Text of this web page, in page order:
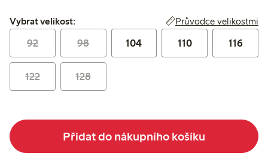
Vybrat velikost:
Vybrat velikost: Průvodce velikostmi
92 98 104 110 116
122 128
Přidat do nákupního košíku